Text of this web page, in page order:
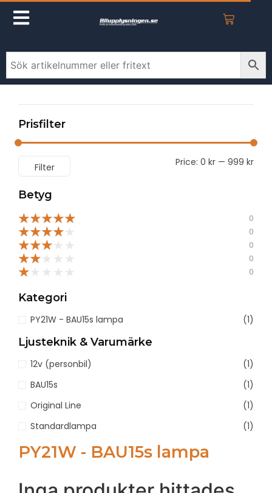
Prisfilter
Filter Price: 0 kr — 999 kr
Betyg
★★★★★ 0
★★★★ 0
★★★ 0
★★ 0
★ 0
Kategori
PY21W - BAU15s lampa (1)
Ljusteknik & Varumärke
12v (personbil)
(1)
BAU15s
(1)
Original Line
(1)
Standardlampa
(1)
PY21W - BAU15s lampa